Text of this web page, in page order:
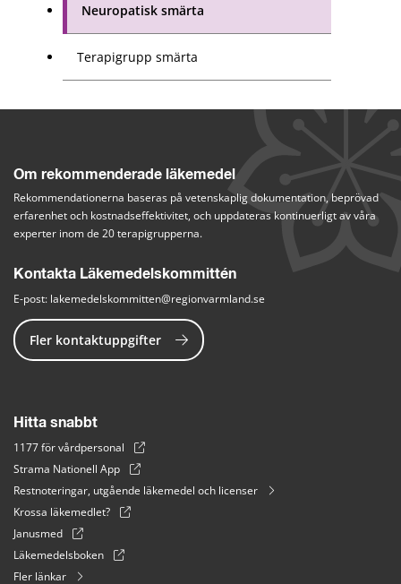
Neuropatisk smärta
Terapigrupp smärta
Om rekommenderade läkemedel
Rekommendationerna baseras på vetenskaplig dokumentation, beprövad
erfarenhet och kostnadseffektivitet, och uppdateras kontinuerligt av våra
experter inom de 20 terapigrupperna.
Kontakta Läkemedelskommittén
E-post: lakemedelskommitten@regionvarmland.se
Fler kontaktuppgifter
Hitta snabbt
1177 för vårdpersonal
Strama Nationell App
Restnoteringar, utgående läkemedel och licenser
Krossa läkemedlet?
Janusmed
Läkemedelsboken
Fler länkar